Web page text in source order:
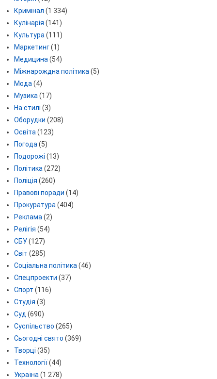
Кримінал (1 334)
Кулінарія (141)
Культура (111)
Маркетинг(1)
Медицина (54)
Міжнарождна політика (5)
Мода (4)
Музика (17)
На стилі (3)
Оборудки (208)
Освіта (123)
Погода (5)
Подорожі (13)
Політика (272)
Поліція (260)
Правові поради (14)
Прокуратура (404)
Реклама (2)
Релігія (54)
СБУ(127)
Світ (285)
Соціальна політика (46)
Спецпроекти (37)
Спорт (116)
Студія (3)
Суд (690)
Суспільство (265)
Сьогодні свято (369)
Творці (35)
Технології(44)
Україна (1 278)